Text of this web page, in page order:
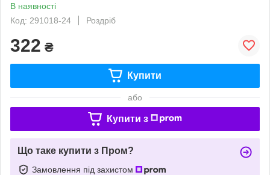
В наявності
Код: 291018-24
Роздріб
322 ₴
Купити
або
Купити з
Що таке купити з Пром?
Замовлення під захистом